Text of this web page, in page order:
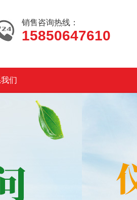
销售咨询热线：
15850647610
们